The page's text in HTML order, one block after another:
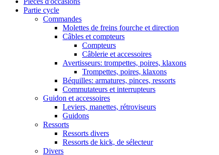
Partie cycle
Commandes
Molettes de freins fourche et direction
Câbles et compteurs
Compteurs
Câblerie et accessoires
Avertisseurs: trompettes, poires, klaxons
Trompettes, poires, klaxons
Béquilles: armatures, pinces, ressorts
Commutateurs et interrupteurs
Guidon et accessoires
Leviers, manettes, rétroviseurs
Guidons
Ressorts
Ressorts divers
Ressorts de kick, de sélecteur
Divers